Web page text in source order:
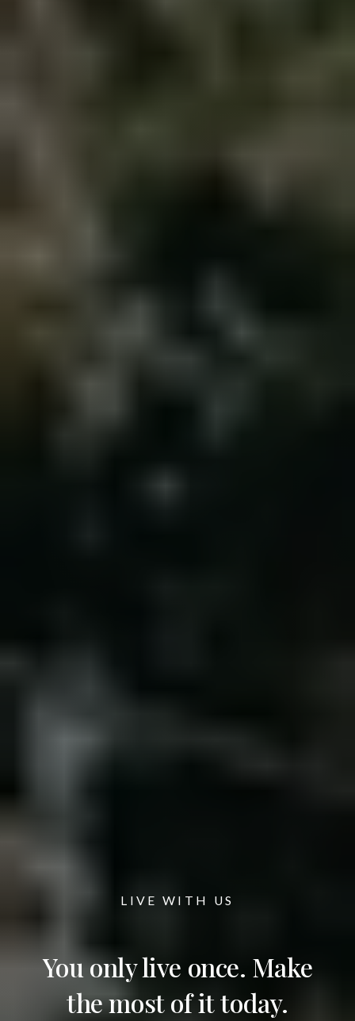
LIVE WITH US
You only live once. Make
the most of it today.